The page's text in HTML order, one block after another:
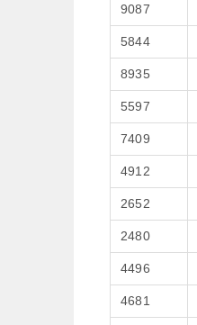
9087
5844
8935
5597
7409
4912
2652
2480
4496
4681